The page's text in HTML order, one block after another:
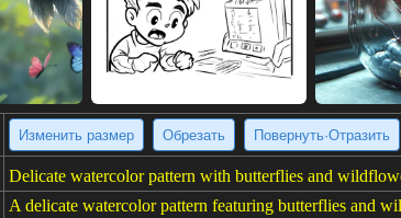
Изменить размер Обрезать Повернуть·Отразить
Delicate watercolor pattern with butterflies and
A delicate watercolor pattern featuring butterflies and